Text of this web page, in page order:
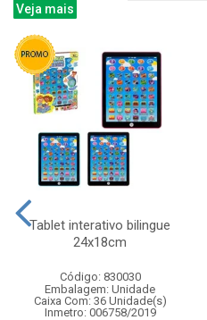
Veja mais
Tablet interativo bilingue
24x18cm
Código: 830030
Embalagem: Unidade
Caixa Com: 36 Unidade(s)
Inmetro: 006758/2019